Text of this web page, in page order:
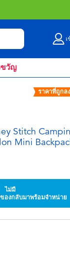
สั่งซื้อ
ขวัญ
ราคาที่ถูกล
Stitch
Mini
ไม่มี
องกลับมาพร้อมจำหน่าย